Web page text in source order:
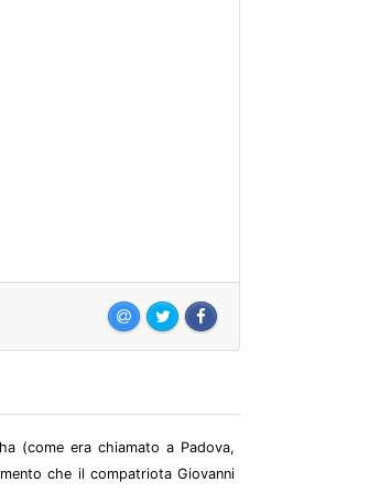
(come era chiamato a Padova,
che il compatriota Giovanni